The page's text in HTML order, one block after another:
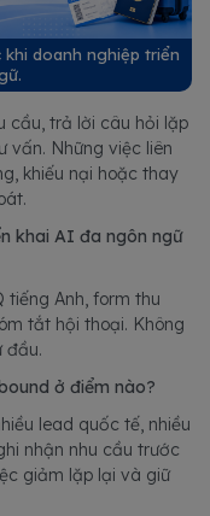
khi doanh nghiệp triển
cầu, trả lời câu hỏi lặp
vấn. Những việc liên
khiếu nại hoặc thay
khai AI đa ngôn ngữ
tiếng Anh, form thu
tắt hội thoại. Không
đầu.
ở điểm nào?
lead quốc tế, nhiều
nhận nhu cầu trước
giảm lặp lại và giữ